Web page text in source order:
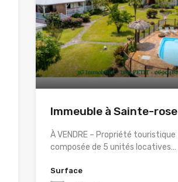
Immeuble à Sainte-rose
À VENDRE – Propriété touristique
composée de 5 unités locatives…
Surface